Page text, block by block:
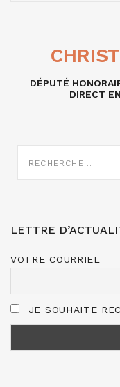
DÉPUTÉ
DIRECT
SUR
LETTRE
VOTRE COURRIEL
JE SOUHAITE